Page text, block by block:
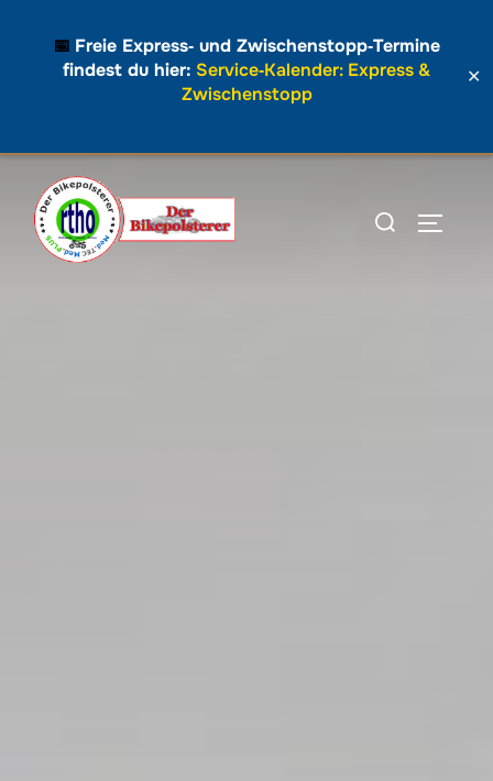
Inhalt
springen
📅 Freie Express‑ und Zwischenstopp‑Termine
findest du hier: Service‑Kalender: Express &
Zwischenstopp
✕
Suchen